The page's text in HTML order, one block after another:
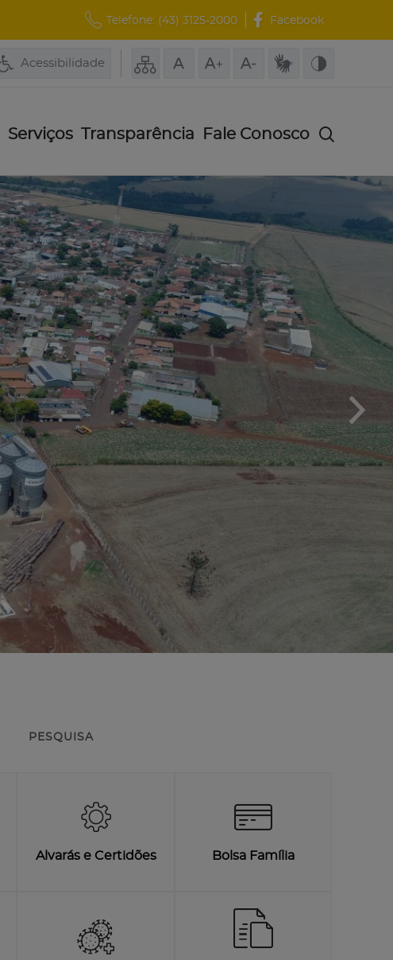
Telefone: (43) 3125-2000 Facebook
Acessibilidade
Serviços Transparência Fale Conosco
PESQUISA
Alvarás e Certidões Bolsa Família